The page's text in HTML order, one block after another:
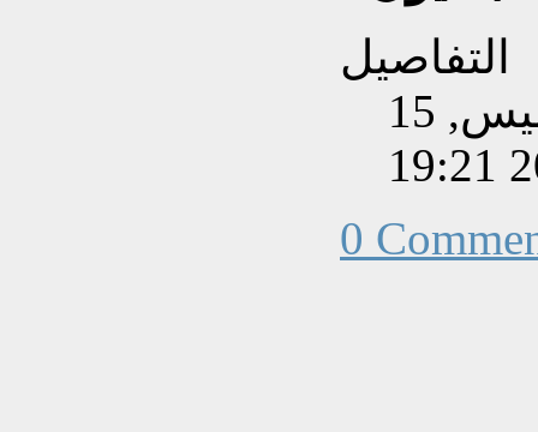
التفاصيل
تم إنشاءه بتاريخ الخميس, 15
0